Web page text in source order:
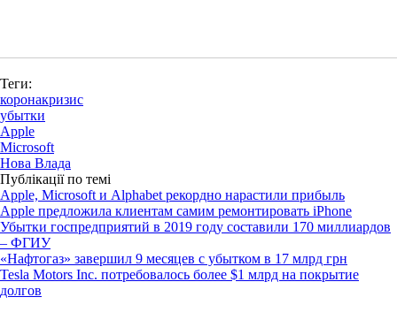
Теги:
коронакризис
убытки
Apple
Microsoft
Нова Влада
Публікації по темі
Apple, Microsoft и Alphabet рекордно нарастили прибыль
Apple предложила клиентам самим ремонтировать iPhone
Убытки госпредприятий в 2019 году составили 170 миллиардов
– ФГИУ
«Нафтогаз» завершил 9 месяцев с убытком в 17 млрд грн
Tesla Motors Inc. потребовалось более $1 млрд на покрытие
долгов